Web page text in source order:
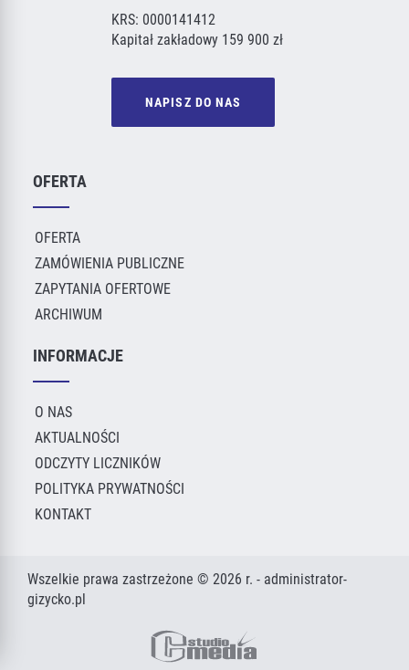
KRS: 0000141412
Kapitał zakładowy 159 900 zł
NAPISZ DO NAS
OFERTA
OFERTA
ZAMÓWIENIA PUBLICZNE
ZAPYTANIA OFERTOWE
ARCHIWUM
INFORMACJE
O NAS
AKTUALNOŚCI
ODCZYTY LICZNIKÓW
POLITYKA PRYWATNOŚCI
KONTAKT
Wszelkie prawa zastrzeżone © 2026 r. - administrator-
gizycko.pl